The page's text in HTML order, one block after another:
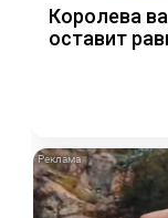
Королева
оставит